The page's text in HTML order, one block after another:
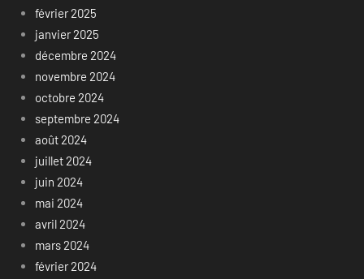
février 2025
janvier 2025
décembre 2024
novembre 2024
octobre 2024
septembre 2024
août 2024
juillet 2024
juin 2024
mai 2024
avril 2024
mars 2024
février 2024